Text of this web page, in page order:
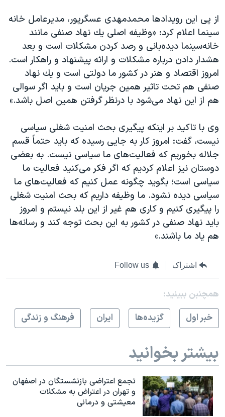
از پی این رویدادها محمدمهدی عسگرپور، مدیرعامل خانه
سینما اعلام کرد: «وظیفه اصلی یك نهاد صنفی مانند
خانه‌سینما دیده‌بانی و رصد كردن مشكلات است و بعد
هشدار دادن درباره مشكلات و ارائه پیشنهاد و راهكار است.
امروز اقتصاد و هنر در كشور ما دولتی است و یك نهاد
صنفی هم تحت تاثیر همین جریان است و باید اگر سوالی
هم از این نهاد می‌شود با درنظر گرفتن همین اصل باشد.»
وی با تاكید بر اینكه پیگیری بحث امنیت شغلی سیاسی
نیست، گفت: امروز كار به جایی رسیده كه باید حتماً قسم
جلاله بخوریم كه فعالیت‌های ما سیاسی نیست. به بعضی
دوستان نیز اعلام كردیم كه اگر فكر می‌كنید فعالیت ما
سیاسی است؛ بگوید چگونه عمل كنیم كه فعالیت‌های ما
سیاسی دیده نشود. ما وظیفه داریم كه بحث امنیت شغلی
را پیگیری كنیم و كاری هم غیر از این بلد نیستم و امروز
باید نهاد صنفی در كشور به این بحث توجه كند و رسانه‌ها
هم یاد ما باشند.»
اشتراک Follow us
همچنبن ببینید:
خبر اول
گزيده‌ها ايران فرهنگ و زندگی
بیشتر بخوانید
تجمع اعتراضی بازنشستگان در اصفهان
و تهران در اعتراض به مشکلات
معیشتی و درمانی